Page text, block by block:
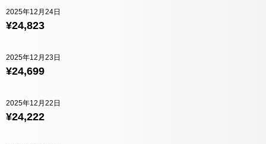
¥24,823
2025年12月24日
¥24,699
2025年12月23日
¥24,222
2025年12月22日